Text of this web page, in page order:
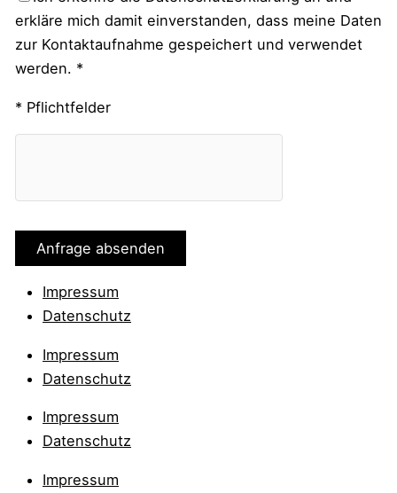
erkläre mich damit einverstanden, dass meine Daten
zur Kontaktaufnahme gespeichert und verwendet
werden. *
* Pflichtfelder
Impressum
Datenschutz
Impressum
Datenschutz
Impressum
Datenschutz
Impressum